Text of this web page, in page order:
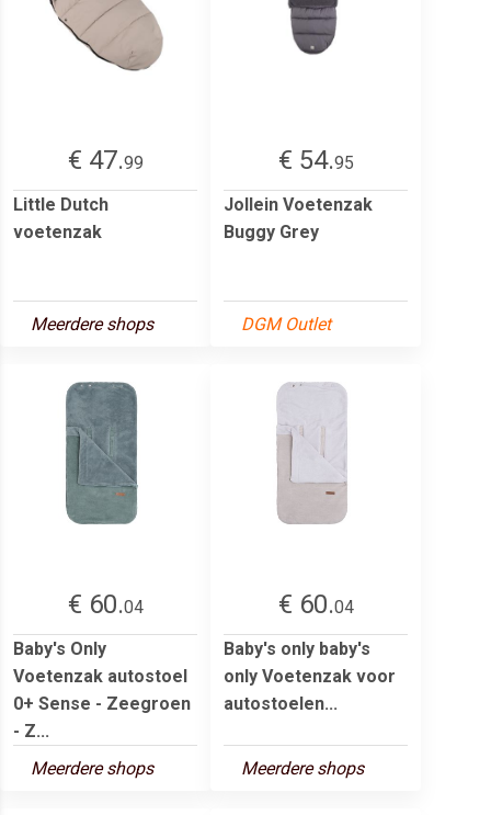
€ 47.99
Little Dutch
voetenzak
Meerdere shops
€ 54.95
Jollein Voetenzak
Buggy Grey
DGM Outlet
€ 60.04
Baby's Only
Voetenzak autostoel
0+ Sense - Zeegroen
- Z...
Meerdere shops
€ 60.04
Baby's only baby's
only Voetenzak voor
autostoelen...
Meerdere shops